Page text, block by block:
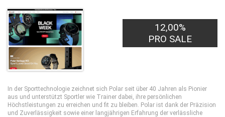
12,00%
PRO SALE
In der Sporttechnologie zeichnet sich Polar seit über 40 Jahren als Pionier
aus und unterstützt Sportler wie Trainer dabei, ihre persönlichen
Höchstleistungen zu erreichen und fit zu bleiben. Polar ist dank der Präzision
und Zuverlässigkeit sowie einer langjährigen Erfahrung der verlässliche